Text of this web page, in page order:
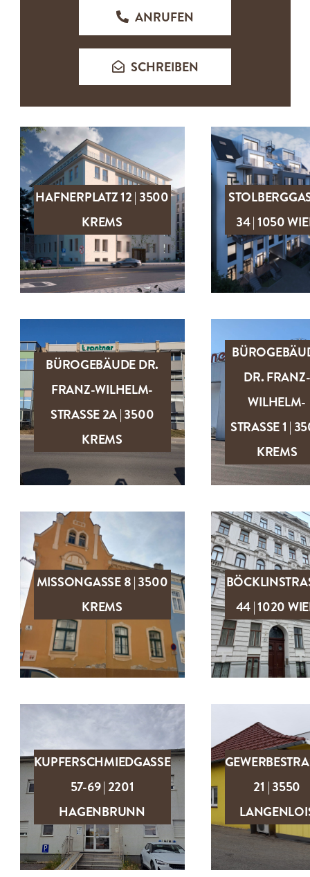
ANRUFEN
SCHREIBEN
HAFNERPLATZ 12 | 3500
KREMS
ZUM OBJEKT
34 | 1050
BÜROGEBÄUDE DR.
FRANZ-WILHELM-
STRASSE 2A | 3500
KREMS
DR. FRANZ-
WILHELM-
STRASSE 1 |
KREMS
ZUM
MISSONGASSE 8 | 3500
KREMS
ZUM OBJEKT
4 | 1020 WIEN
KUPFERSCHMIEDGASSE
57-69 | 2201
HAGENBRUNN
ZUM OBJEKT
1 | 3550 L
ANGENLOIS
ZUM